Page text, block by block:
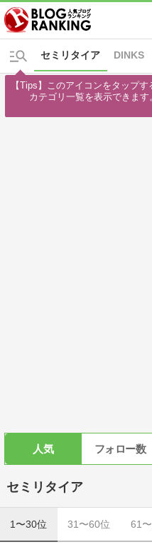
DINKS
セミリタイア
人気 フォロー数
セミリタイア
1〜30位 31〜60位 61
【Tips】このアイコンをタップす
カテゴリ一覧を表示できます